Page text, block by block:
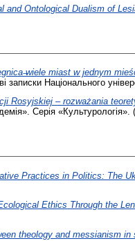
and Ontological Dualism of
̶wiele miast w jednym
записки Національного
Rosyjskiej – rozważania
Серія
Practices in Politics: The
Ethics Through the
theology and messianism in